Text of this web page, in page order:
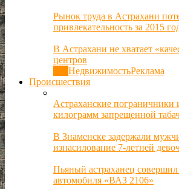
Рынок труда в Астрахани
привлекательность за 2015
В Астрахани не хватает
центров
НедвижимостьРеклама
Происшествия
Астраханские пограничники
килограмм запрещенной
В Знаменске задержали
изнасилование 7-летней
Пьяный астраханец
автомобиля «ВАЗ 2106»